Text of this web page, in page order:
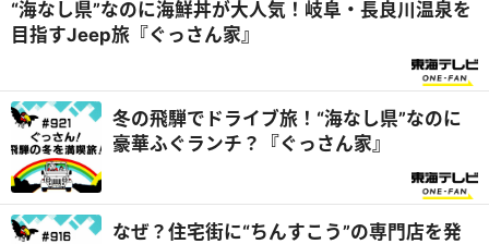
“海なし県”なのに海鮮丼が大人気！岐阜・長良川温泉を
目指すJeep旅『ぐっさん家』
冬の飛騨でドライブ旅！“海なし県”なのに
豪華ふぐランチ？『ぐっさん家』
なぜ？住宅街に“ちんすこう”の専門店を発